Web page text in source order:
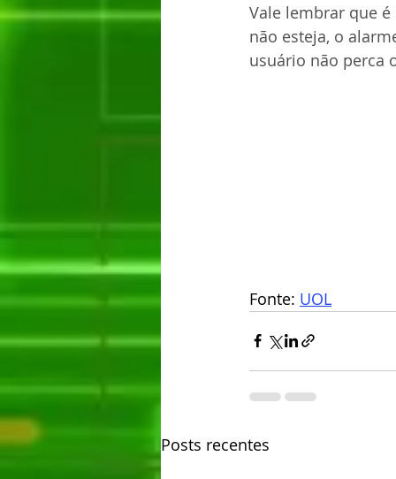
Vale lembrar que
não esteja, o
usuário não perca
Fonte: UOL
Posts recentes